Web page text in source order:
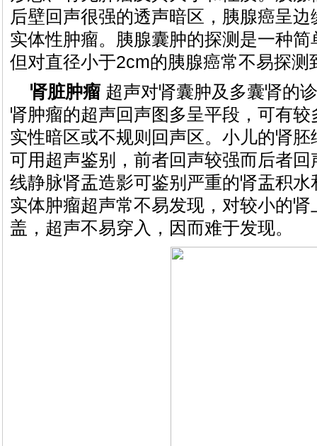
后壁回声很强的透声暗区，胰腺癌呈
实体性肿瘤。胰腺囊肿的探测是一种
但对直径小于2cm的胰腺癌常不易探测
肾脏肿瘤 超声对肾囊肿及多囊肾的
肾肿瘤的超声回声图多呈平段，可有
实性暗区或不规则回声区。小儿的肾
可用超声鉴别，前者回声较强而后者
线静脉肾盂造影可鉴别严重的肾盂积
实体肿瘤超声常不易发现，对较小的
盖，超声不易穿入，因而难于发现。